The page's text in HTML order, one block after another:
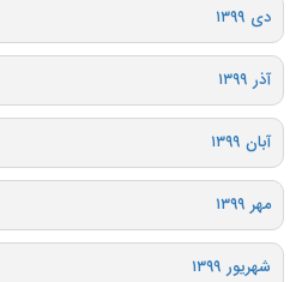
دی ۱۳۹۹
آذر ۱۳۹۹
آبان ۱۳۹۹
مهر ۱۳۹۹
شهریور ۱۳۹۹